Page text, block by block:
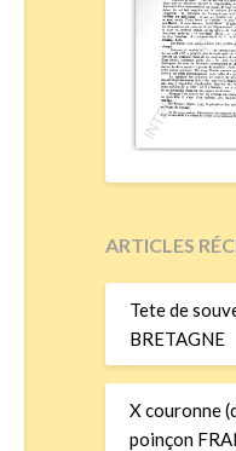
ARTICLES
Tete de
BRETAGNE
X couronne
poinçon